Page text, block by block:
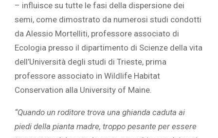
– influisce su tutte le fasi della dispersione dei
semi, come dimostrato da numerosi studi condotti
da Alessio Mortelliti, professore associato di
Ecologia presso il dipartimento di Scienze della vita
dell’Università degli studi di Trieste, prima
professore associato in Wildlife Habitat
Conservation alla University of Maine.
“Quando un roditore trova una ghianda caduta ai
piedi della pianta madre, troppo pesante per essere